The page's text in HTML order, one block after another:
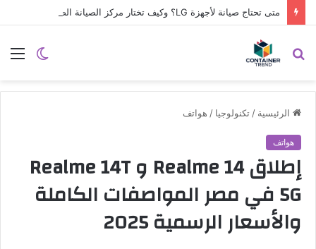
نموذج التواصل
الوضع
بحث
الرئيسية / تكنولوجيا / هواتف
هواتف
إطلاق Realme 14 و Realme 14T
5G في مصر المواصفات الكاملة
والأسعار الرسمية 2025